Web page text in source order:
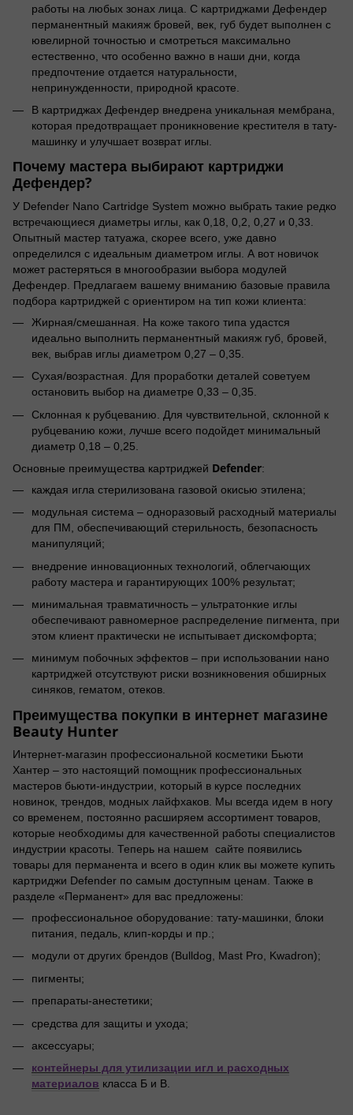
работы на любых зонах лица. С картриджами Дефендер
перманентный макияж бровей, век, губ будет выполнен с
ювелирной точностью и смотреться максимально
естественно, что особенно важно в наши дни, когда
предпочтение отдается натуральности,
непринужденности, природной красоте.
В картриджах Дефендер внедрена уникальная мембрана,
которая предотвращает проникновение крестителя в тату-
машинку и улучшает возврат иглы.
Почему мастера выбирают картриджи
Дефендер?
У Defender Nano Cartridge System можно выбрать такие редко
встречающиеся диаметры иглы, как 0,18, 0,2, 0,27 и 0,33.
Опытный мастер татуажа, скорее всего, уже давно
определился с идеальным диаметром иглы. А вот новичок
может растеряться в многообразии выбора модулей
Дефендер. Предлагаем вашему вниманию базовые правила
подбора картриджей с ориентиром на тип кожи клиента:
Жирная/смешанная. На коже такого типа удастся
идеально выполнить перманентный макияж губ, бровей,
век, выбрав иглы диаметром 0,27 – 0,35.
Сухая/возрастная. Для проработки деталей советуем
остановить выбор на диаметре 0,33 – 0,35.
Склонная к рубцеванию. Для чувствительной, склонной к
рубцеванию кожи, лучше всего подойдет минимальный
диаметр 0,18 – 0,25.
Основные преимущества картриджей Defender:
каждая игла стерилизована газовой окисью этилена;
модульная система – одноразовый расходный материалы
для ПМ, обеспечивающий стерильность, безопасность
манипуляций;
внедрение инновационных технологий, облегчающих
работу мастера и гарантирующих 100% результат;
минимальная травматичность – ультратонкие иглы
обеспечивают равномерное распределение пигмента, при
этом клиент практически не испытывает дискомфорта;
минимум побочных эффектов – при использовании нано
картриджей отсутствуют риски возникновения обширных
синяков, гематом, отеков.
Преимущества покупки в интернет магазине
Beauty Hunter
Интернет-магазин профессиональной косметики Бьюти
Хантер – это настоящий помощник профессиональных
мастеров бьюти-индустрии, который в курсе последних
новинок, трендов, модных лайфхаков. Мы всегда идем в ногу
со временем, постоянно расширяем ассортимент товаров,
которые необходимы для качественной работы специалистов
индустрии красоты. Теперь на нашем сайте появились
товары для перманента и всего в один клик вы можете купить
картриджи Defender по самым доступным ценам. Также в
разделе «Перманент» для вас предложены:
профессиональное оборудование: тату-машинки, блоки
питания, педаль, клип-корды и пр.;
модули от других брендов (Bulldog, Mast Pro, Kwadron);
пигменты;
препараты-анестетики;
средства для защиты и ухода;
аксессуары;
контейнеры для утилизации игл и расходных
материалов класса Б и В.